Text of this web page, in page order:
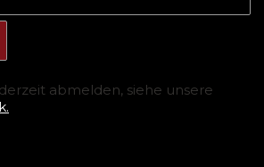
abmelden, siehe unsere